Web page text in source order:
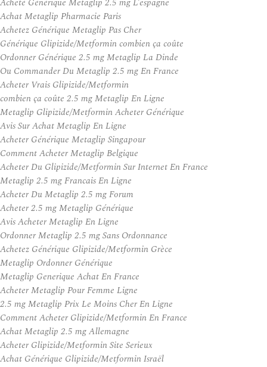
Achat Metaglip Pharmacie Paris
Achetez Générique Metaglip Pas Cher
Générique Glipizide/Metformin combien ça coûte
Ordonner Générique 2.5 mg Metaglip La Dinde
Ou Commander Du Metaglip 2.5 mg En France
Acheter Vrais Glipizide/Metformin
combien ça coûte 2.5 mg Metaglip En Ligne
Metaglip Glipizide/Metformin Acheter Générique
Avis Sur Achat Metaglip En Ligne
Acheter Générique Metaglip Singapour
Comment Acheter Metaglip Belgique
Acheter Du Glipizide/Metformin Sur Internet En France
Metaglip 2.5 mg Francais En Ligne
Acheter Du Metaglip 2.5 mg Forum
Acheter 2.5 mg Metaglip Générique
Avis Acheter Metaglip En Ligne
Ordonner Metaglip 2.5 mg Sans Ordonnance
Achetez Générique Glipizide/Metformin Grèce
Metaglip Ordonner Générique
Metaglip Generique Achat En France
Acheter Metaglip Pour Femme Ligne
2.5 mg Metaglip Prix Le Moins Cher En Ligne
Comment Acheter Glipizide/Metformin En France
Achat Metaglip 2.5 mg Allemagne
Acheter Glipizide/Metformin Site Serieux
Achat Générique Glipizide/Metformin Israël